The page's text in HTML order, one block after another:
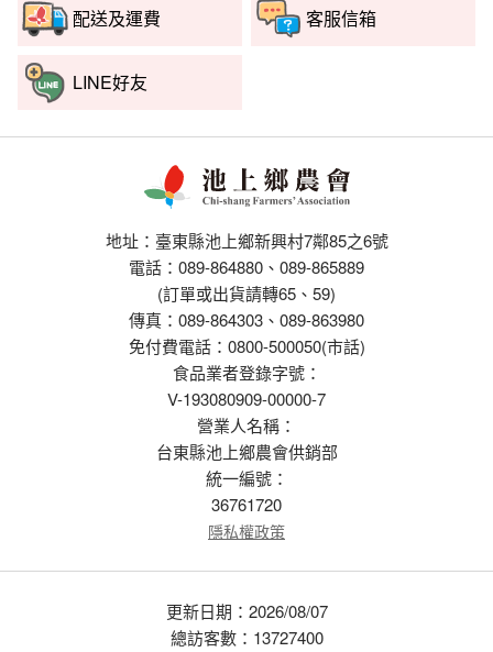
地址：臺東縣池上鄉新興村7鄰85之6號
電話：089-864880、089-865889
(訂單或出貨請轉65、59)
傳真：089-864303、089-863980
免付費電話：0800-500050(市話)
食品業者登錄字號：
V-193080909-00000-7
營業人名稱：
台東縣池上鄉農會供銷部
統一編號：
36761720
隱私權政策
配送及運費 客服信箱
LINE好友
更新日期：2026/08/07
總訪客數：13727400